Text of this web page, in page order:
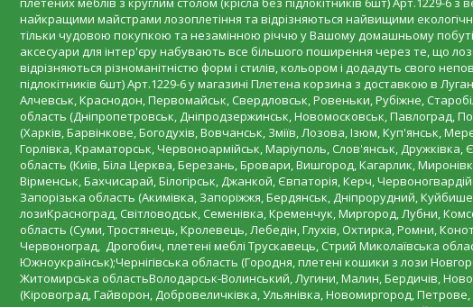
найкращими майстрами лозоплетіння та відрізняються найвищими
тільки чудовою покупкою та незамінною річчю у Вашому домашньому побуті
аксесуари для інтер'єру набувають все більшого поширення через те, що
відрізняються різноманітністю форм і стилів, кольором і додадуть свого
підлокітників 6шт) Арт.1229-6 у магазині Плетена корзина з доставкою в
Алчевськ, Краснодон, Первомайськ, Свердловськ, Ровеньки, Рубіжне,
область (Дніпропетровськ, Дніпродзержинськ, Новомосковськ, Павлоград,
(Харків, Барвінкове, Богодухів, Вовчанськ, Зміїв, Лозова, Ізюм, Куп'янськ,
Горлівка, Краматорськ, Червоноармійськ, Маріуполь, Слов'янськ,
область (Київ, Біла Церква, Березань, Бровари, Вишгород, Кагарлик,
Вірменськ, Бахчисарай, Білогірськ, Джанкой, Євпаторія, Керч,
Запорізька область (Акимівка, Запоріжжя, Бердянськ, Дніпрорудний,
лозиКрасноград, Світловодськ, Семенівка, Кременчук, Миргород, Лубни,
область (Суми, Тростянець, Кролевець, Лебедін, Глухів, Охтирка, Ромни,
Червоноград, Дрогобич, плетені меблі Трускавець, Стрий Миколаївська
Южноукраїнськ);Чернігівська область (Городня, плетені кошики з лози
Житомирська областьВолодарськ-Волинський, Лугини, Малин, Бердичів,
(Кіровоград, Гайворон, Добровеличківка, Ульянівка, Новомиргород,